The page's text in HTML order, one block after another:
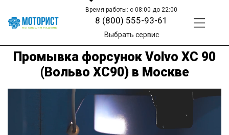
Время работы: с 08:00 до 22:00
8 (800) 555-93-61
Выбрать сервис
Промывка форсунок Volvo XC 90
(Вольво ХС90) в Москве